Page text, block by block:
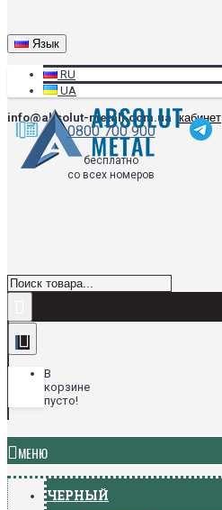
Язык
RU
UA
info@absolut-metall.com.ua
кабинет
0800 700 900
бесплатно
со всех номеров
В
корзине
пусто!
МЕНЮ
ЧЕРНЫЙ